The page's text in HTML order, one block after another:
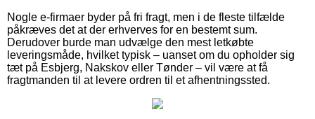
Nogle e-firmaer byder på fri fragt, men i de fleste tilfælde
påkræves det at der erhverves for en bestemt sum.
Derudover burde man udvælge den mest letkøbte
leveringsmåde, hvilket typisk – uanset om du opholder sig
tæt på Esbjerg, Nakskov eller Tønder – vil være at få
fragtmanden til at levere ordren til et afhentningssted.